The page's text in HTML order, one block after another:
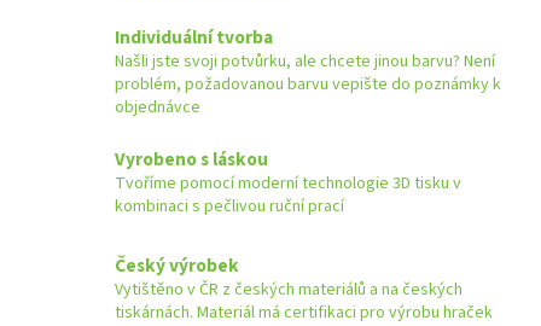
Individuální tvorba
Našli jste svoji potvůrku, ale chcete jinou barvu? Není
problém, požadovanou barvu vepište do poznámky k
objednávce
Vyrobeno s láskou
Tvoříme pomocí moderní technologie 3D tisku v
kombinaci s pečlivou ruční prací
Český výrobek
Vytištěno v ČR z českých materiálů a na českých
tiskárnách. Materiál má certifikaci pro výrobu hraček